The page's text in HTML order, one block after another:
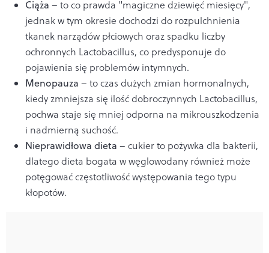
Ciąża – to co prawda "magiczne dziewięć miesięcy",
jednak w tym okresie dochodzi do rozpulchnienia
tkanek narządów płciowych oraz spadku liczby
ochronnych Lactobacillus, co predysponuje do
pojawienia się problemów intymnych.
Menopauza – to czas dużych zmian hormonalnych,
kiedy zmniejsza się ilość dobroczynnych Lactobacillus,
pochwa staje się mniej odporna na mikrouszkodzenia
i nadmierną suchość.
Nieprawidłowa dieta – cukier to pożywka dla bakterii,
dlatego dieta bogata w węglowodany również może
potęgować częstotliwość występowania tego typu
kłopotów.